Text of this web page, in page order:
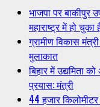
भाजपा पर बाकीपुर
महाराष्ट्र में हो चुका
ग्रामीण विकास
मुलाकात
बिहार में उद्यमिता
प्रयास: मंत्री
44 हजार